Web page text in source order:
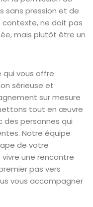
sans pression et de
contexte, ne doit pas
mais plutôt être un
qui vous offre
sérieuse et
sur mesure
tout en œuvre
personnes qui
Notre équipe
de votre
une rencontre
pas vers
vous accompagner